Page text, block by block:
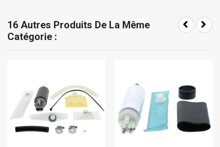
16 Autres Produits De La Même
Catégorie :